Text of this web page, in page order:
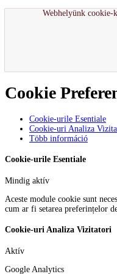
Webhelyünk cookie-
Cookie
Cookie-urile Esentiale
Cookie-uri Analiza
Több információ
Cookie-urile Esentiale
Mindig aktív
Aceste module cookie sunt
cum ar fi setarea preferințelor
Cookie-uri Analiza Vizitatori
Aktív
Google Analytics